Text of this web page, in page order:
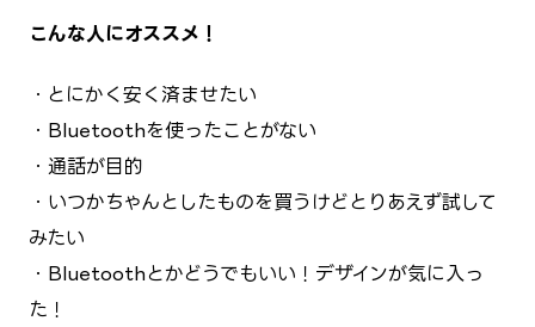
こんな人にオススメ！
・とにかく安く済ませたい
・Bluetoothを使ったことがない
・通話が目的
・いつかちゃんとしたものを買うけどとりあえず試して
みたい
・Bluetoothとかどうでもいい！デザインが気に入っ
た！